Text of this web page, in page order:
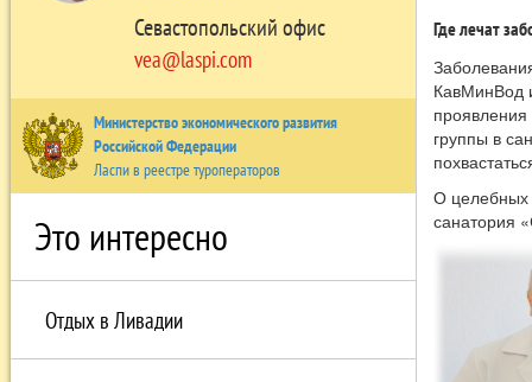
Севастопольский офис
vea@laspi.com
Министерство экономического развития
Российской Федерации
Ласпи в реестре туроператоров
Это интересно
Отдых в Ливадии
Где лечат
КавМинВод
проявления
группы в
О целебных
санатория